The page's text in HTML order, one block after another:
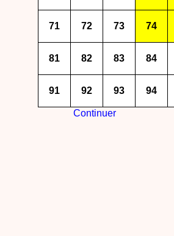
71 72 73 74
81 82 83 84
91 92 93 94
Continuer